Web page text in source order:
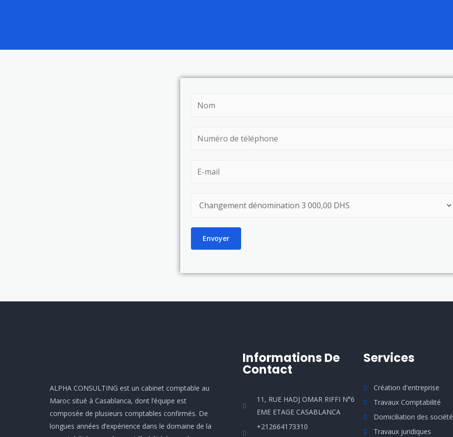
Envoyer
ALPHA CONSULTING est un cabinet comptable au
Maroc situé à Casablanca, dont l’équipe est
composée de plusieurs comptables confirmés. De
longues années d’expérience dans le domaine de la
Informations De
Contact
11, RUE HADJ OMAR RIFFI N°6
EME ETAGE CASABLANCA
+212664173310
Services
Création d'entreprise
Travaux Comptabilité
Domiciliation des société
Travaux juridiques